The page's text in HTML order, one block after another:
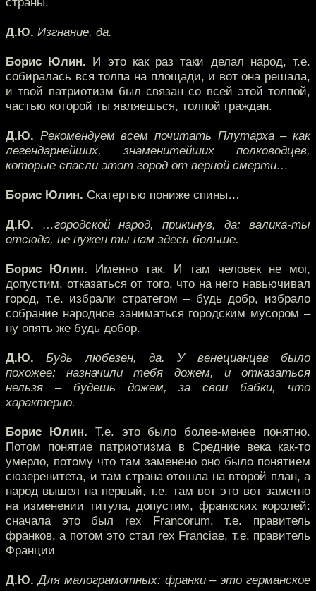
Д.Ю. Изгнание, да.
Борис Юлин. И это как раз таки делал народ, т.е.
собиралась вся толпа на площади, и вот она решала,
и твой патриотизм был связан со всей этой толпой,
частью которой ты являешься, толпой граждан.
Д.Ю. Рекомендуем всем почитать Плутарха – как
легендарнейших, знаменитейших полководцев,
которые спасли этот город от верной смерти…
Борис Юлин. Скатертью пониже спины…
Д.Ю. …городской народ, прикинув, да: валика-ты
отсюда, не нужен ты нам здесь больше.
Борис Юлин. Именно так. И там человек не мог,
допустим, отказаться от того, что на него навьючивал
город, т.е. избрали стратегом – будь добр, избрало
собрание народное заниматься городским мусором –
ну опять же будь добор.
Д.Ю. Будь любезен, да. У венецианцев было
похожее: назначили тебя дожем, и отказаться
нельзя – будешь дожем, за свои бабки, что
характерно.
Борис Юлин. Т.е. это было более-менее понятно.
Потом понятие патриотизма в Средние века как-то
умерло, потому что там заменено оно было понятием
сюзеренитета, и там страна отошла на второй план, а
народ вышел на первый, т.е. там вот это вот заметно
на изменении титула, допустим, франкских королей:
сначала это был rex Francorum, т.е. правитель
франков, а потом это стал rex Franciae, т.е. правитель
Франции
Д.Ю. Для малограмотных: франки – это германское